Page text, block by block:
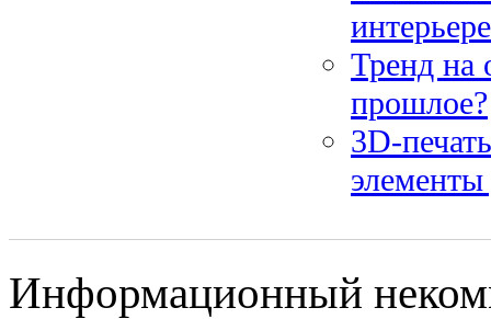
Тренд на
прошлое?
3D-
элементы
Информационный